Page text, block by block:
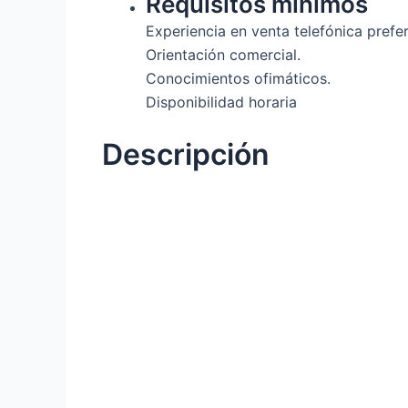
Experiencia en venta telefónica
Orientación comercial.
Conocimientos ofimáticos.
Disponibilidad horaria
Descripción